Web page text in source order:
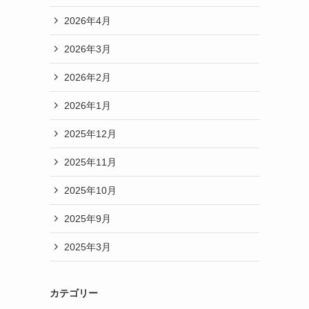
2026年4月
2026年3月
2026年2月
2026年1月
2025年12月
2025年11月
2025年10月
2025年9月
2025年3月
カテゴリー